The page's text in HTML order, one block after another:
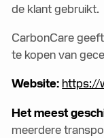
de klant gebruikt.
CarbonCare
te kopen van
Website: https://
Het meest
meerdere